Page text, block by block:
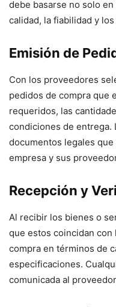
debe basarse no solo
calidad, la fiabilidad y
Emisión de
Con los proveedores
pedidos de compra que
requeridos, las
condiciones de entrega.
documentos legales
empresa y sus
Recepción y
Al recibir los bienes o
que estos coincidan
compra en términos de
especificaciones.
comunicada al